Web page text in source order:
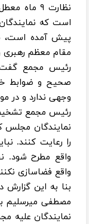
نظارت ۹
است که
پیش آمده است،
مقام معظم
رئیس مجمع
صحیح و ضوابط
وجهی ندارد و در
رئیس مجمع
نمایندگان مجلس
را رعایت کنند.
واقع مطرح شود.
واقع فضاسازی
بنا به این
مصطفی میرسلیم
نمایندگان علیه